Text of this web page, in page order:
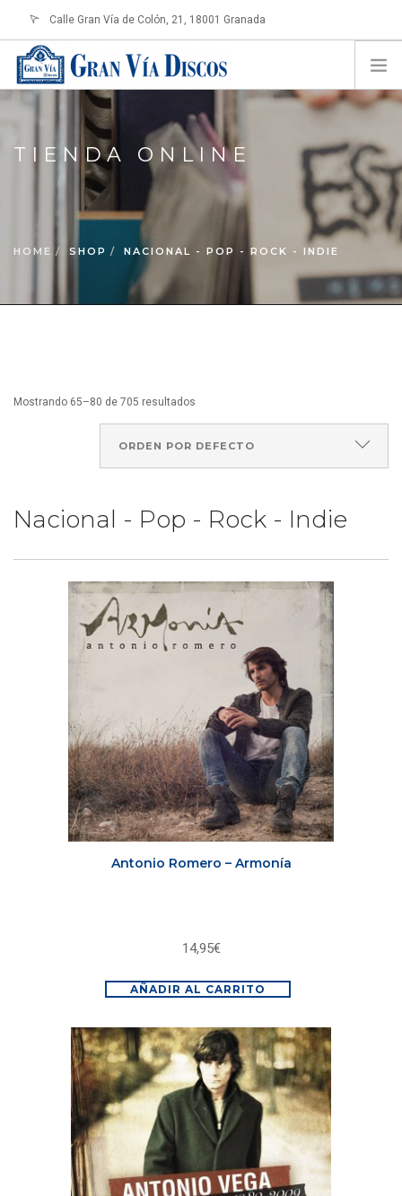
Calle Gran Vía de Colón, 21, 18001 Granada
info@granviadiscos.com
TIENDA ONLINE
SOBRE NOSOTROS
SHOPPING CART
TIENDA ONLINE
HOME SHOP NACIONAL - POP - ROCK - INDIE
Mostrando 65–80 de 705 resultados
Nacional - Pop - Rock - Indie
Antonio Romero – Armonía
14,95€
AÑADIR AL CARRITO